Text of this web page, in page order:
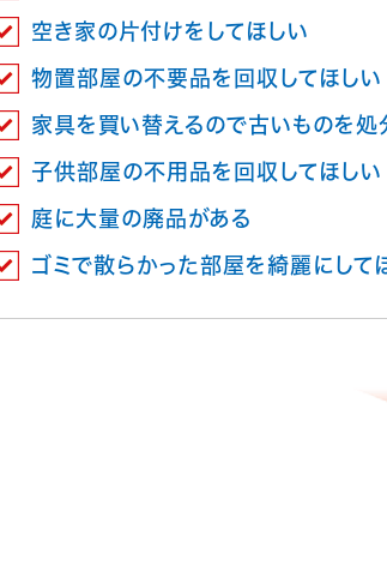
空き家の片付けをしてほしい
物置部屋の不要品を回収してほしい
家具を買い替えるので古いものを処
子供部屋の不用品を回収してほしい
庭に大量の廃品がある
ゴミで散らかった部屋を綺麗にして